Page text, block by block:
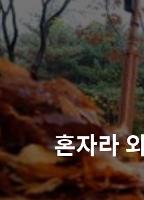
혼자라